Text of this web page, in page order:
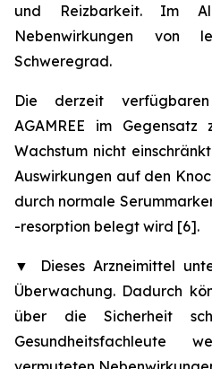
und Reizbarkeit. Im
Nebenwirkungen von
Schweregrad.
Die derzeit
AGAMREE im
Wachstum nicht
Auswirkungen auf den
durch normale
-resorption belegt wird [6].
▼
Dieses Arzneimittel
Überwachung. Dadurch
über die Sicherheit
Gesundheitsfachleute